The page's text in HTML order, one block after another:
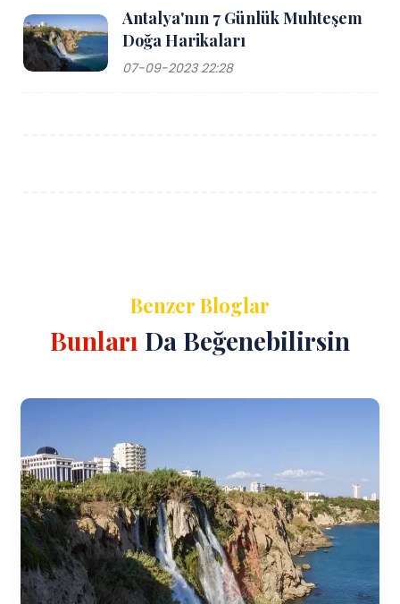
Antalya'nın 7 Günlük Muhteşem
Doğa Harikaları
07-09-2023 22:28
Benzer Bloglar
Bunları Da Beğenebilirsin